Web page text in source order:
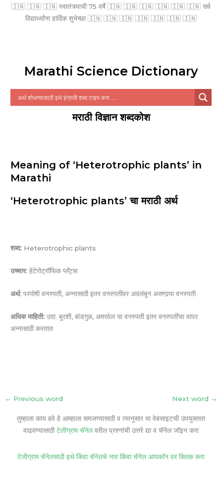
🇮🇳 🇮🇳 🇮🇳 स्वातंत्र्याची 75 वर्षे 🇮🇳 🇮🇳 🇮🇳 🇮🇳 🇮🇳 🇮🇳 सर्व
विद्यार्थ्यांना हार्दिक शुभेच्छा 🇮🇳 🇮🇳 🇮🇳 🇮🇳 🇮🇳 🇮🇳 🇮🇳
Marathi Science Dictionary
मराठी विज्ञान शब्दकोश
Meaning of ‘Heterotrophic plants’ in
Marathi
‘Heterotrophic plants’ चा मराठी अर्थ
शब्द: Heterotrophic plants
उच्चार: हेटेरोट्रॉफिक प्लॅंट्स
अर्थ: परपोषी वनस्पती, अन्नासाठी इतर वनस्पतींवर अवलंबून असणार्‍या वनस्पती
अधिक माहिती: उदा. बुरशी, बांडगुळ, अमरवेल या वनस्पती इतर वनस्पतींचा वापर
अन्नासाठी करतात
← Previous word Next word →
तुम्हाला काय हवे हे आम्हाला समजण्यासाठी व त्यानुसार या वेबसाइटची उपयुक्तता
वाढवण्यासाठी टेलीग्राम चॅनेलवरील प्रश्नांची उत्तरे द्या व चॅनेल जॉइन करा
टेलीग्राम चॅनेलसाठी इथे किंवा चॅनेलचे नाव किंवा चॅनेल आयकॉन वर क्लिक करा